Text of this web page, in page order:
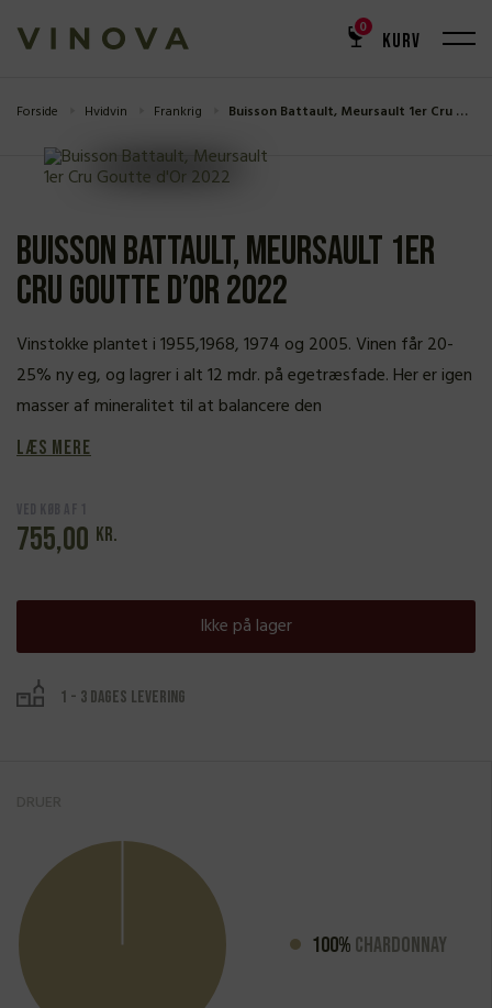
KURV
0
Forside Hvidvin Frankrig Buisson Battault, Meursault 1er Cru Goutte d’Or 2022
Buisson Battault, Meursault 1er
Cru Goutte d’Or 2022
Vinstokke plantet i 1955,1968, 1974 og 2005. Vinen får 20-
25% ny eg, og lagrer i alt 12 mdr. på egetræsfade. Her er igen
masser af mineralitet til at balancere den
Læs mere
755,00 kr.
Ikke på lager
1 - 3 dages levering
100% Chardonnay